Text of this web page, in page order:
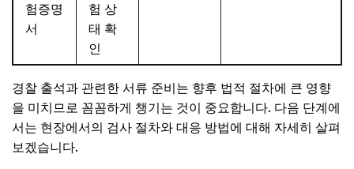
험증명
서
험 상
태 확
인
경찰 출석과 관련한 서류 준비는 향후 법적 절차에 큰 영향
을 미치므로 꼼꼼하게 챙기는 것이 중요합니다. 다음 단계에
서는 현장에서의 검사 절차와 대응 방법에 대해 자세히 살펴
보겠습니다.